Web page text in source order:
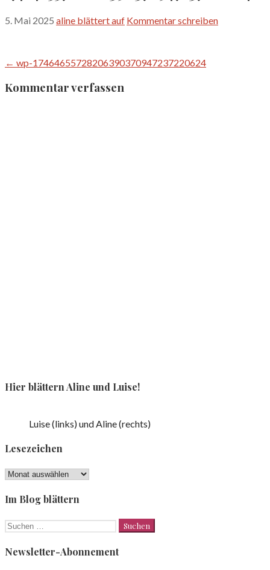
5. Mai 2025 aline blättert auf Kommentar schreiben
Beitragsnavigation
← wp-17464655728206390370947237220624
Kommentar verfassen
Hier blättern Aline und Luise!
Luise (links) und Aline (rechts)
Lesezeichen
Lesezeichen
Im Blog blättern
Suchen
nach:
Newsletter-Abonnement